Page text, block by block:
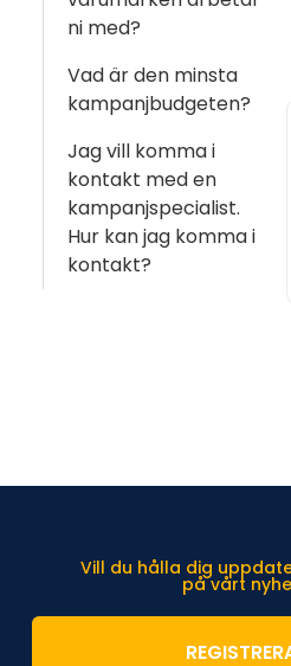
ni med?
Vad är den minsta
kampanjbudgeten?
Jag vill komma i
kontakt med en
kampanjspecialist.
Hur kan jag komma i
kontakt?
Vill du hålla dig
på vårt